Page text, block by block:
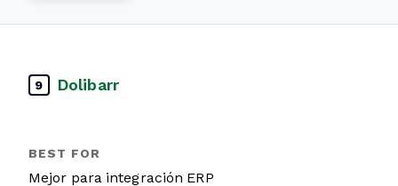
9 Dolibarr
Mejor para integración ERP